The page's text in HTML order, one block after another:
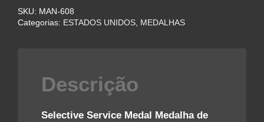
AMERICANO
–
SKU: MAN-608
Categorias: ESTADOS UNIDOS MEDALHAS
Descrição
Selective Service Medal Medalha de